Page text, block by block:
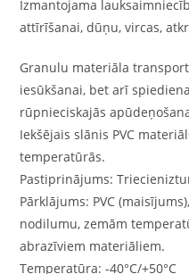
Izmantojama
attīrīšanai, dūņu, vircas,
Granulu materiāla
iesūkšanai, bet arī
rūpnieciskajās
Iekšējais slānis PVC
temperatūrās.
Pastiprinājums:
Pārklājums: PVC
nodilumu, zemām
abrazīviem materiāliem.
Temperatūra: -40°C/+50°C